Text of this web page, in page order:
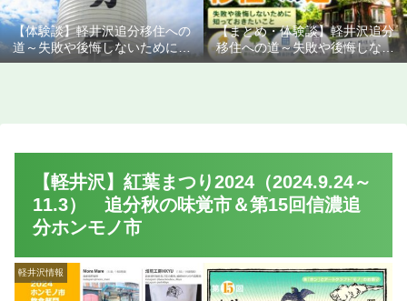
【体験談】軽井沢追分移住への
道～失敗や後悔しないために知
っておきたいこと
【まとめ・体験談】軽井沢追分
移住への道～失敗や後悔しない
ために知っておきたいこと
【軽井沢】紅葉まつり2024（2024.9.24～
11.3） 追分秋の味覚市＆第15回信濃追
分ホンモノ市
軽井沢情報